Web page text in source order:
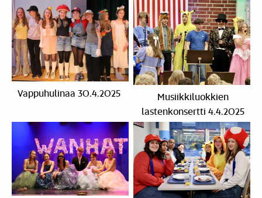
Vappuhulinaa 30.4.2025
Musiikkiluokkien
lastenkonsertti 4.4.2025